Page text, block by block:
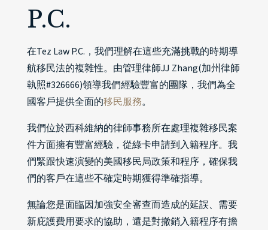
P.C.
在Tez Law P.C.，我們理解在這些充滿挑戰的時期導
航移民法的複雜性。由管理律師JJ Zhang(加州律師
執照#326666)領導我們經驗豐富的團隊，我們為全
國客戶提供全面的移民服務。
我們位於西科維納的律師事務所在處理複雜移民案
件方面擁有豐富經驗，從綠卡申請到入籍程序。我
們緊跟快速演變的美國移民局政策和程序，確保我
們的客戶在這些不確定時期獲得準確指導。
無論您是面臨因加強安全審查而造成的延誤、需要
新庇護費用要求的協助，還是對撤銷入籍程序有擔